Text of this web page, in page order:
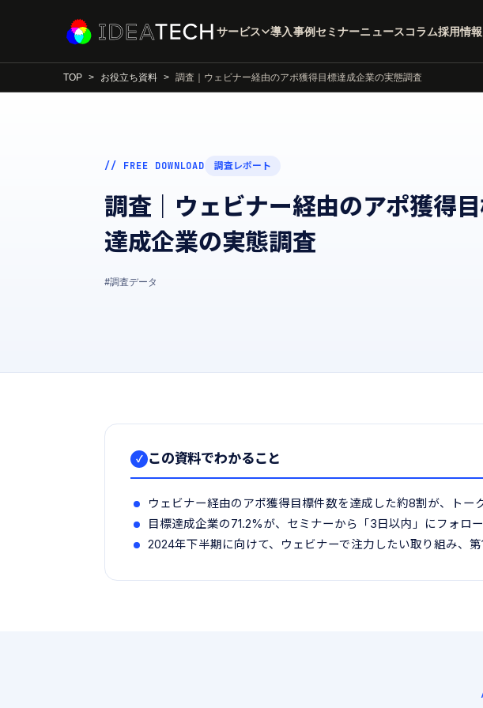
サービス 導入事例セミナーニュースコラム採用情報
TOP お役立ち資料 調査｜ウェビナー経由のアポ獲得目標達成企業の実態調査
// FREE DOWNLOAD 調査レポート
調査｜ウェビナー経由のアポ獲得
達成企業の実態調査
#調査データ
✓ この資料でわかること
ウェビナー経由のアポ獲得目標件数を達成した約8割が、ト
目標達成企業の71.2%が、セミナーから「3日以内」にフォロ
2024年下半期に向けて、ウェビナーで注力したい取り組み、